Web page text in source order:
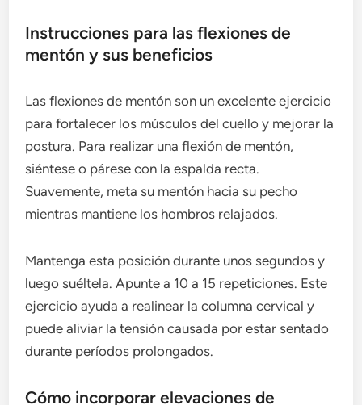
Instrucciones para las flexiones de
mentón y sus beneficios
Las flexiones de mentón son un excelente ejercicio
para fortalecer los músculos del cuello y mejorar la
postura. Para realizar una flexión de mentón,
siéntese o párese con la espalda recta.
Suavemente, meta su mentón hacia su pecho
mientras mantiene los hombros relajados.
Mantenga esta posición durante unos segundos y
luego suéltela. Apunte a 10 a 15 repeticiones. Este
ejercicio ayuda a realinear la columna cervical y
puede aliviar la tensión causada por estar sentado
durante períodos prolongados.
Cómo incorporar elevaciones de